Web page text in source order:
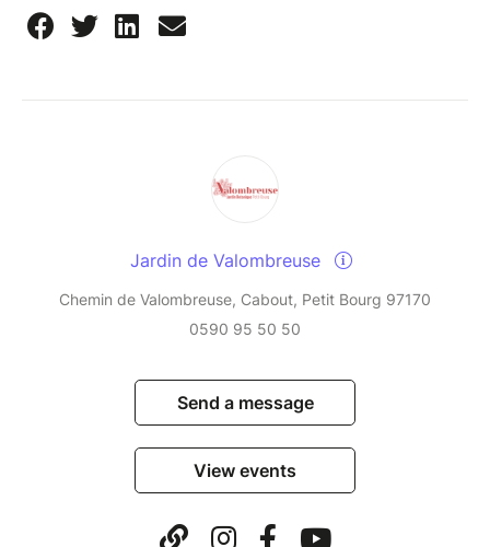
Jardin de Valombreuse
Chemin de Valombreuse, Cabout, Petit Bourg 97170
0590 95 50 50
Send a message
View events